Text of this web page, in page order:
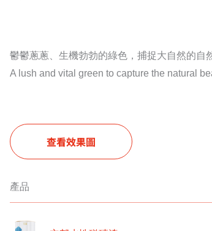
鬱鬱蔥蔥、生機勃勃的綠色，捕捉大自然的自
A lush and vital green to capture the natural
查看效果圖
產品